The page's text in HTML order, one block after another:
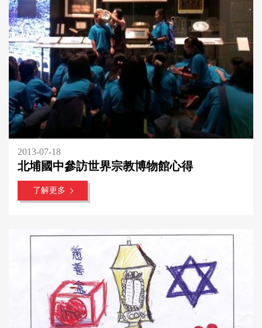
2013-07-18
北埔國中參訪世界宗教博物館心得
了解更多